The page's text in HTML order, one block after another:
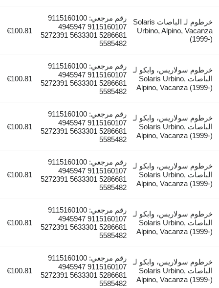
خرطوم لـ الباصات Solaris
Urbino, Alpino, Vacanza
(1999-)
رقم مرجعي: 9115160100
9115160107 4945947
5286681 5633301 5272391
5585482
€100.81
خرطوم سولاريس، وابكو لـ
الباصات Solaris Urbino,
Alpino, Vacanza (1999-)
رقم مرجعي: 9115160100
9115160107 4945947
5286681 5633301 5272391
5585482
€100.81
خرطوم سولاريس، وابكو لـ
الباصات Solaris Urbino,
Alpino, Vacanza (1999-)
رقم مرجعي: 9115160100
9115160107 4945947
5286681 5633301 5272391
5585482
€100.81
خرطوم سولاريس، وابكو لـ
الباصات Solaris Urbino,
Alpino, Vacanza (1999-)
رقم مرجعي: 9115160100
9115160107 4945947
5286681 5633301 5272391
5585482
€100.81
خرطوم سولاريس، وابكو لـ
الباصات Solaris Urbino,
Alpino, Vacanza (1999-)
رقم مرجعي: 9115160100
9115160107 4945947
5286681 5633301 5272391
5585482
€100.81
خرطوم سولاريس، وابكو لـ
الباصات Solaris Urbino,
Alpino, Vacanza (1999-)
رقم مرجعي: 9115160100
9115160107 4945947
5286681 5633301 5272391
5585482
€100.81